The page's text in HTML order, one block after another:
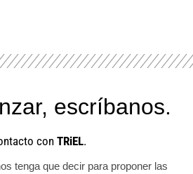
escríbanos.
conTRiEL.
tenga que decir para proponer las